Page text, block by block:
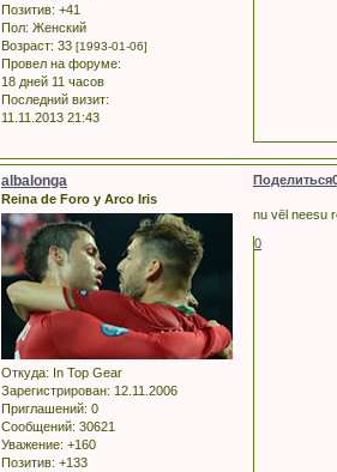
Позитив: +41
Пол: Женский
Возраст: 33 [1993-01-06]
Провел на форуме:
18 дней 11 часов
Последний визит:
11.11.2013 21:43
Поделиться
albalonga
Reina de Foro y Arco Iris
Откуда: In Top Gear
Зарегистрирован: 12.11.2006
Приглашений: 0
Сообщений: 30621
Уважение: +160
Позитив: +133
nu vēl neesu
0